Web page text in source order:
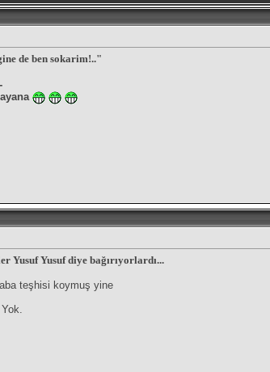
de ben sokarim!.."
Yusuf Yusuf diye bağırıyorlardı...
teşhisi koymuş yine